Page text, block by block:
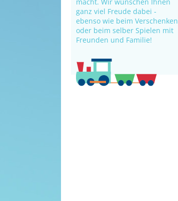
ganz viel Freude dabei -
ebenso wie beim Verschenken
oder beim selber Spielen mit
Freunden und Familie!